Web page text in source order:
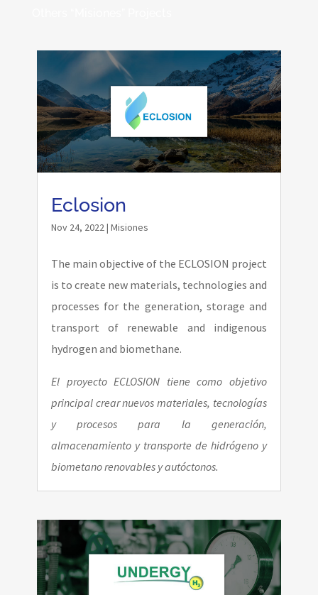
Eclosion
Nov 24, 2022| Misiones
The main objective of the ECLOSION project
is to create new materials, technologies and
processes for the generation, storage and
transport of renewable and indigenous
hydrogen and biomethane.
El proyecto ECLOSION tiene como objetivo
principal crear nuevos materiales, tecnologías
y procesos para la generación,
almacenamiento y transporte de hidrógeno y
biometano renovables y autóctonos.